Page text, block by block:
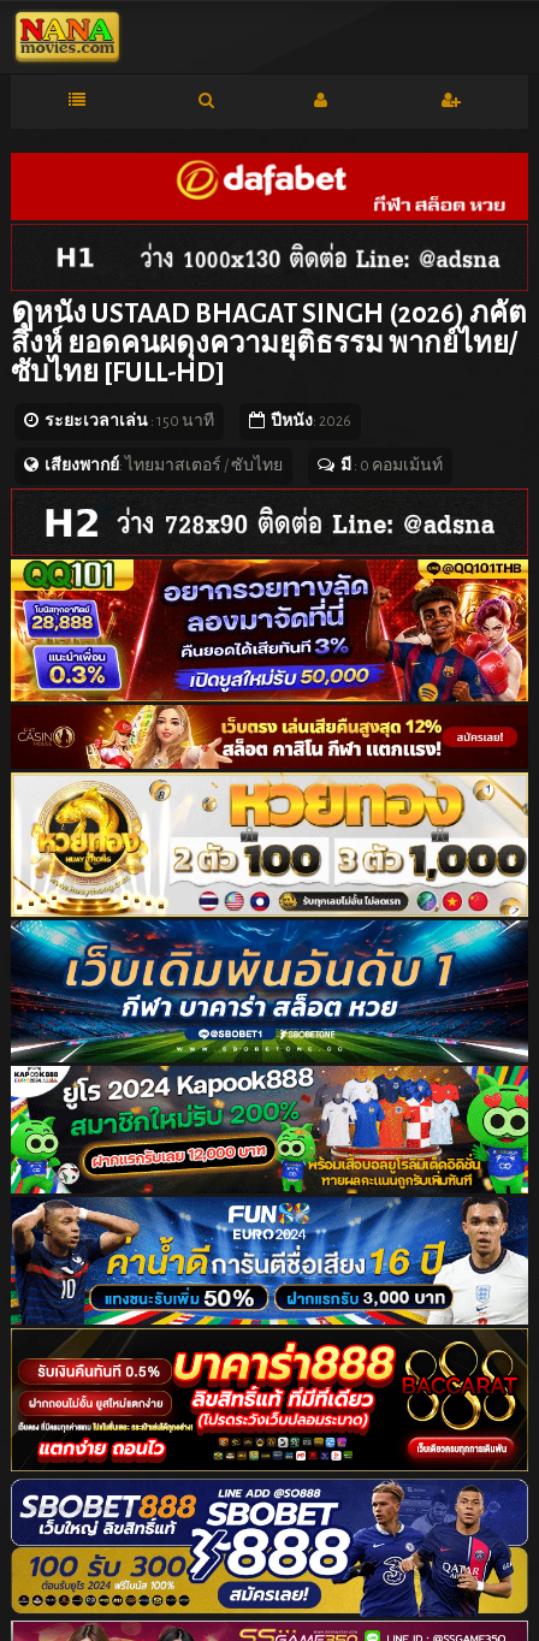
ดูหนัง USTAAD BHAGAT SINGH (2026) ภคัต
สิงห์ ยอดคนผดุงความยุติธรรม พากย์ไทย/
ซับไทย [FULL-HD]
ระยะเวลาเล่น: 150 นาที ปีหนัง: 2026
เสียงพากย์: ไทยมาสเตอร์ / ซับไทย มี : 0 คอมเม้นท์